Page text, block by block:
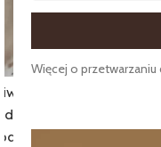
Więcej o przetwarzaniu
do